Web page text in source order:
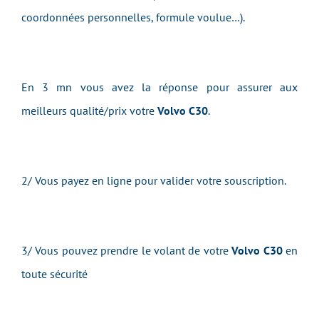
coordonnées personnelles, formule voulue…).
En 3 mn vous avez la réponse pour assurer aux
meilleurs qualité/prix votre Volvo C30.
2/ Vous payez en ligne pour valider votre souscription.
3/ Vous pouvez prendre le volant de votreVolvo C30en
toute sécurité